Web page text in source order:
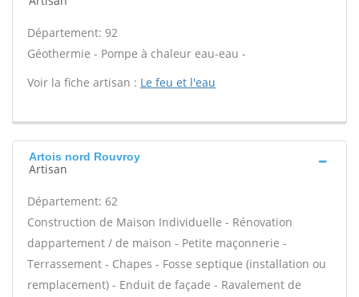
Département: 92
Géothermie - Pompe à chaleur eau-eau -
Voir la fiche artisan : Le feu et l'eau
Artois nord Rouvroy
Artisan
Département: 62
Construction de Maison Individuelle - Rénovation
dappartement / de maison - Petite maçonnerie -
Terrassement - Chapes - Fosse septique (installation ou
remplacement) - Enduit de façade - Ravalement de